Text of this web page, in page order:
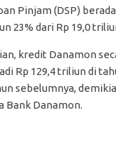
Pinjam (DSP)
23% dari Rp 19,0
kredit Danamon
Rp 129,4 triliun di
sebelumnya,
Bank Danamon.